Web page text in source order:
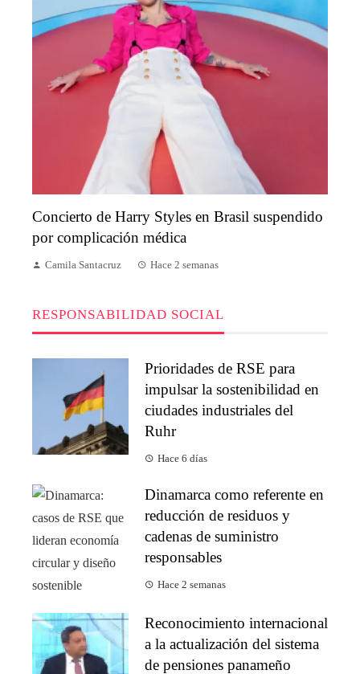
Concierto de Harry Styles en Brasil suspendido
por complicación médica
Camila Santacruz Hace 2 semanas
RESPONSABILIDAD SOCIAL
Prioridades de RSE para
impulsar la sostenibilidad en
ciudades industriales del
Ruhr
Hace 6 días
Dinamarca como referente en
reducción de residuos y
cadenas de suministro
responsables
Hace 2 semanas
Reconocimiento internacional
a la actualización del sistema
de pensiones panameño